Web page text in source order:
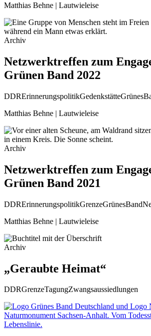
Matthias Behne | Lautwieleise
Archiv
Netzwerktreffen zum
Grünen Band 2022
DDRErinnerungspolitikGedenkstätte
Matthias Behne | Lautwieleise
Archiv
Netzwerktreffen zum
Grünen Band 2021
DDRErinnerungspolitikGrenzeGrünesBand
Matthias Behne | Lautwieleise
Archiv
„Geraubte Heimat“
DDRGrenzeTagungZwangsaussiedlungen